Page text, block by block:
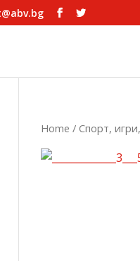
Home / Спорт,